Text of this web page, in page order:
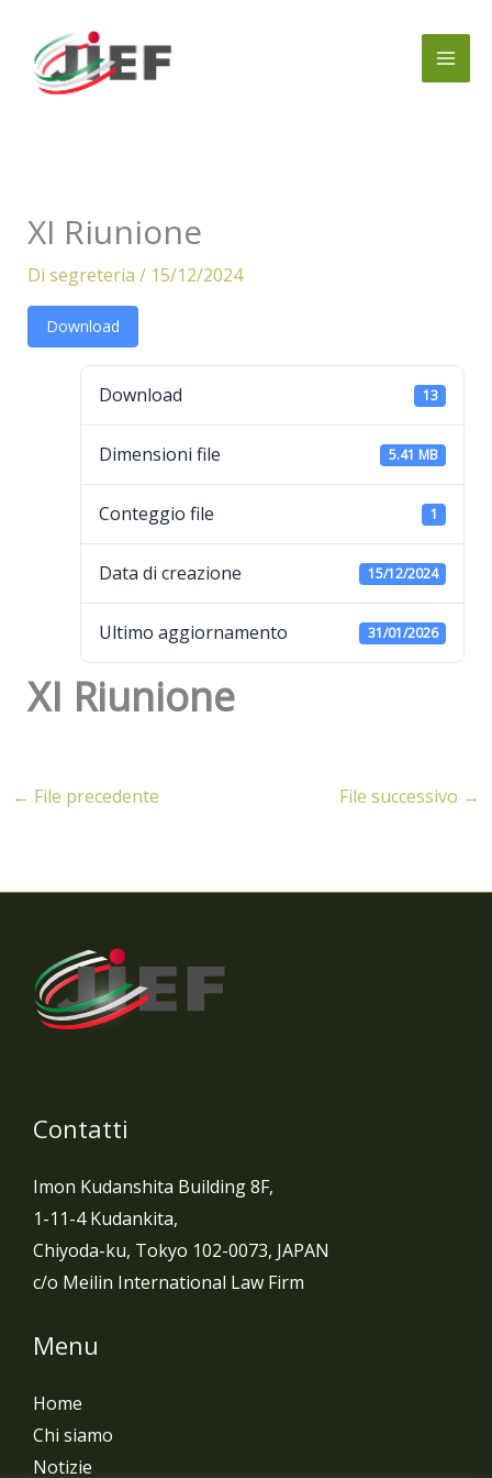
contenuto
XI Riunione
Di segreteria / 15/12/2024
Download
Download 13
Dimensioni file 5.41 MB
Conteggio file 1
Data di creazione 15/12/2024
Ultimo aggiornamento 31/01/2026
XI Riunione
← File precedente File successivo →
Contatti
Imon Kudanshita Building 8F,
1-11-4 Kudankita,
Chiyoda-ku, Tokyo 102-0073, JAPAN
c/o Meilin International Law Firm
Menu
Home
Chi siamo
Notizie